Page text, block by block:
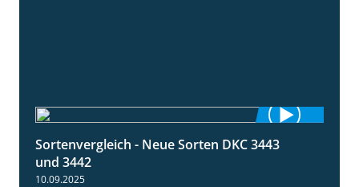
1:59
Sortenvergleich - Neue Sorten DKC 3443
und 3442
10.09.2025